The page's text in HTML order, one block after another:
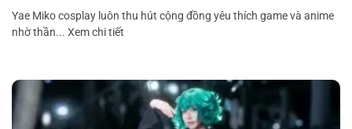
Yae Miko cosplay luôn thu hút cộng đồng yêu thích game và anime
nhờ thần... Xem chi tiết